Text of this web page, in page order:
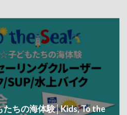
ちの海体験│Kids, To the